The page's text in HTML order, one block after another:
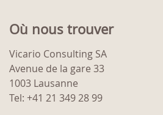
Où nous trouver
Vicario Consulting SA
Avenue de la gare 33
1003 Lausanne
Tel: +41 21 349 28 99